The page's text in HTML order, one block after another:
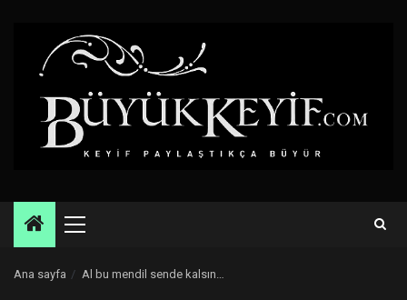
Primary
Ana sayfa Al bu mendil sende kalsın…